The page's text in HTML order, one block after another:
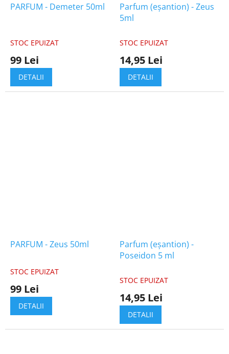
PARFUM - Demeter 50ml
STOC EPUIZAT
99 Lei
DETALII
Parfum (eșantion) - Zeus
5ml
STOC EPUIZAT
14,95 Lei
DETALII
PARFUM - Zeus 50ml
Evaluarea
a
produsului
este
din
STOC EPUIZAT
99 Lei
DETALII
Parfum (eșantion) -
Poseidon 5 ml
STOC EPUIZAT
14,95 Lei
DETALII